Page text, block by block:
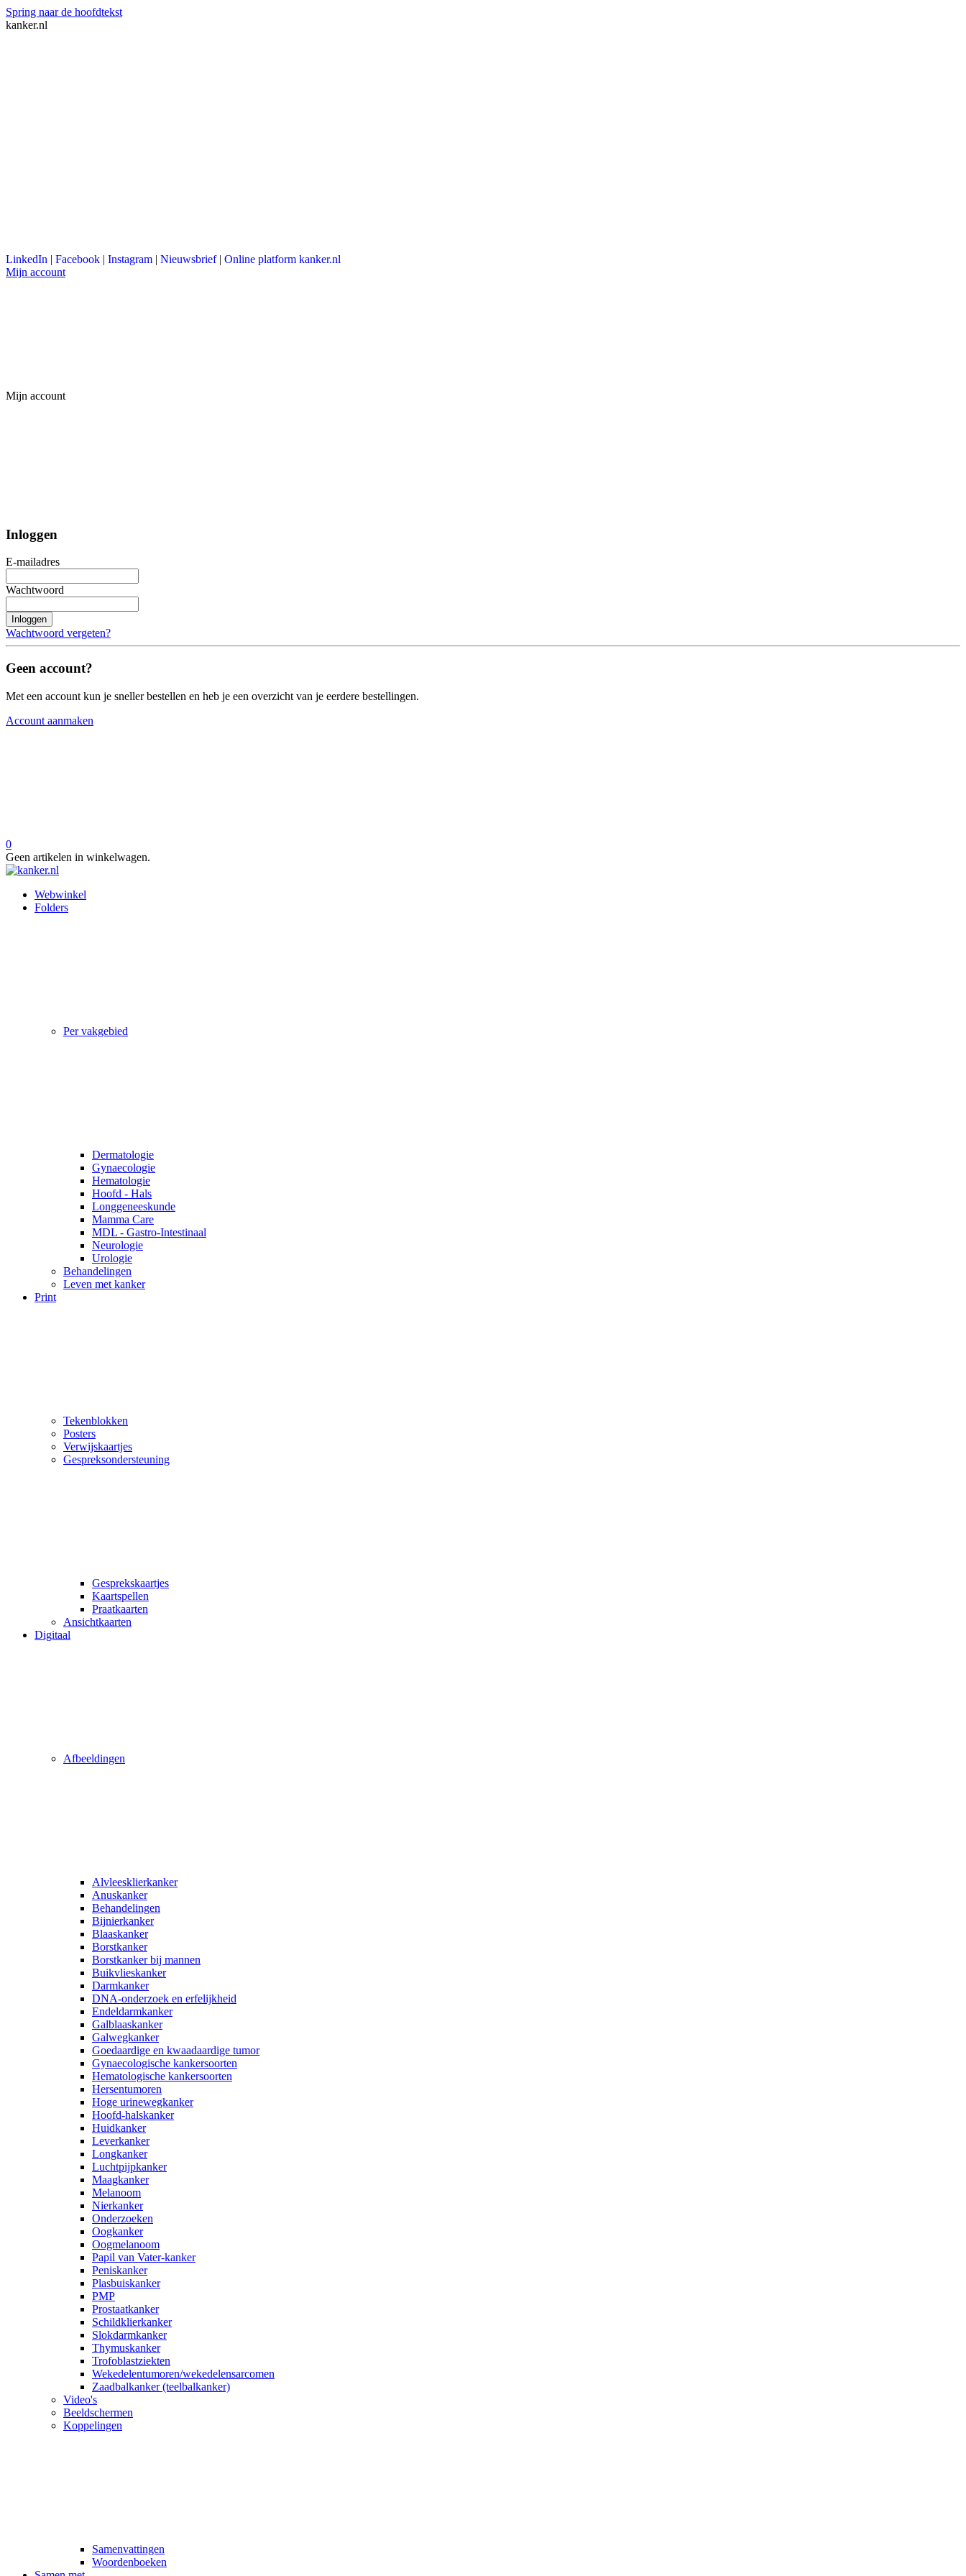
Spring naar de hoofdtekst
kanker.nl
LinkedIn | Facebook | Instagram | Nieuwsbrief | Online platform kanker.nl
Mijn account
Mijn account
Inloggen
E-mailadres
Wachtwoord
Inloggen
Wachtwoord vergeten?
Geen account?
Met een account kun je sneller bestellen en heb je een overzicht van je eerdere bestellingen.
Account aanmaken
0
Geen artikelen in winkelwagen.
Webwinkel
Folders
Per vakgebied
Dermatologie
Gynaecologie
Hematologie
Hoofd - Hals
Longgeneeskunde
Mamma Care
MDL - Gastro-Intestinaal
Neurologie
Urologie
Behandelingen
Leven met kanker
Print
Tekenblokken
Posters
Verwijskaartjes
Gespreksondersteuning
Gesprekskaartjes
Kaartspellen
Praatkaarten
Ansichtkaarten
Digitaal
Afbeeldingen
Alvleesklierkanker
Anuskanker
Behandelingen
Bijnierkanker
Blaaskanker
Borstkanker
Borstkanker bij mannen
Buikvlieskanker
Darmkanker
DNA-onderzoek en erfelijkheid
Endeldarmkanker
Galblaaskanker
Galwegkanker
Goedaardige en kwaadaardige tumor
Gynaecologische kankersoorten
Hematologische kankersoorten
Hersentumoren
Hoge urinewegkanker
Hoofd-halskanker
Huidkanker
Leverkanker
Longkanker
Luchtpijpkanker
Maagkanker
Melanoom
Nierkanker
Onderzoeken
Oogkanker
Oogmelanoom
Papil van Vater-kanker
Peniskanker
Plasbuiskanker
PMP
Prostaatkanker
Schildklierkanker
Slokdarmkanker
Thymuskanker
Trofoblastziekten
Wekedelentumoren/wekedelensarcomen
Zaadbalkanker (teelbalkanker)
Video's
Beeldschermen
Koppelingen
Samenvattingen
Woordenboeken